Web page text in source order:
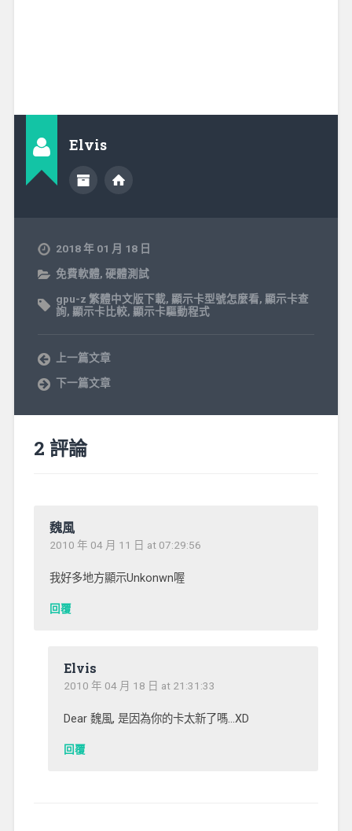
Elvis
2018 年 01 月 18 日
免費軟體, 硬體測試
gpu-z 繁體中文版下載, 顯示卡型號怎麼看, 顯示卡查
詢, 顯示卡比較, 顯示卡驅動程式
上一篇文章
下一篇文章
2 評論
魏風
2010 年 04 月 11 日 at 07:29:56
我好多地方顯示Unkonwn喔
回覆
Elvis
2010 年 04 月 18 日 at 21:31:33
Dear 魏風, 是因為你的卡太新了嗎…XD
回覆